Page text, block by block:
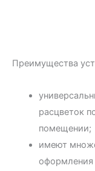
Преимущества
расцветок
помещении;
имеют